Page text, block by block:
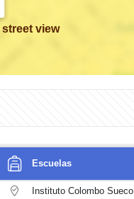
street view
Escuelas
Instituto Colombo Sueco